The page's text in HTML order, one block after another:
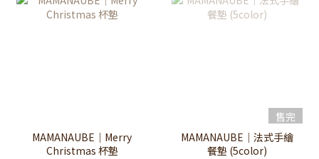
MAMANAUBE｜Merry
Christmas 杯墊
售完
MAMANAUBE｜法式手繪
餐墊 (5color)